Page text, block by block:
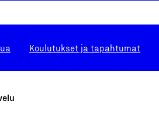
Koulutukset ja tapahtumat